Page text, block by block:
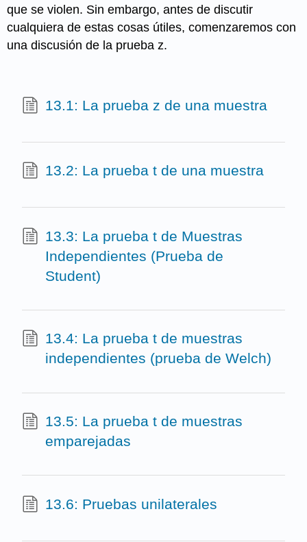
que se violen. Sin embargo, antes de discutir
cualquiera de estas cosas útiles, comenzaremos con
una discusión de la prueba z.
13.1: La prueba z de una muestra
13.2: La prueba t de una muestra
13.3: La prueba t de Muestras
Independientes (Prueba de
Student)
13.4: La prueba t de muestras
independientes (prueba de Welch)
13.5: La prueba t de muestras
emparejadas
13.6: Pruebas unilaterales